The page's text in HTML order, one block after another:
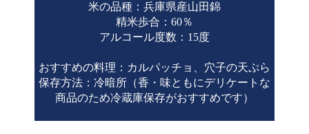
米の品種：兵庫県産山田錦
精米歩合：60％
アルコール度数：15度
おすすめの料理：カルパッチョ、穴子の天ぷら
保存方法：冷暗所（香・味ともにデリケートな
商品のため冷蔵庫保存がおすすめです）